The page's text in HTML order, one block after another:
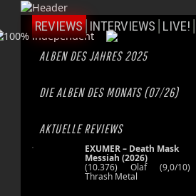
REVIEWS INTERVIEWS LIVE!
ALBEN DES JAHRES 2025
DIE ALBEN DES MONATS (07/26)
AKTUELLE REVIEWS
EXUMER – Death Mask
Messiah (2026)
(10.376) Olaf (9,0/10)
Thrash Metal